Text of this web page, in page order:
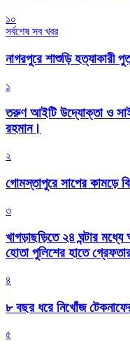
১০
সর্বশেষ সব খবর
নাগরপুরে শাশুড়ি হত্যাকারী
১
তরুণ আইটি উদ্যোক্তা ও
রহমান।
২
গোমস্তাপুরে সাপের কামড়ে
৩
খাগড়াছড়িতে ২৪ ঘন্টার
হোতা পুলিশের হাতে
৪
৮ বছর ধরে নিখোঁজ
৫